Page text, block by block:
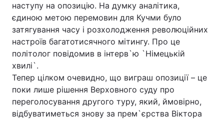
наступу на опозицію. На думку аналітика,
єдиною метою перемовин для Кучми було
затягування часу і розхолодження революційних
настроїв багатотисячного мітингу. Про це
політолог повідомив в інтерв`ю `Німецькій
хвилі`.
Тепер цілком очевидно, що виграш опозиції – це
поки лише рішення Верховного суду про
переголосування другого туру, який, ймовірно,
відбуватиметься знову за прем`єрства Віктора